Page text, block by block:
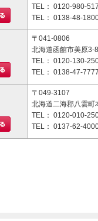
TEL： 0120-980-517
TEL： 0138-48-
〒041-0806
北海道函館市美原3-
TEL： 0120-130-
TEL： 0138-47-7777
〒049-3107
北海道二海郡八雲町
TEL： 0120-010-
TEL： 0137-62-